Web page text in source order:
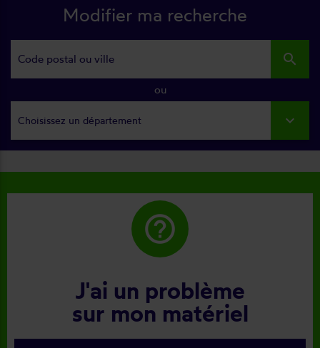
Modifier ma recherche
search
ou
Choisissez un département
help_outline
J'ai un problème
sur mon matériel